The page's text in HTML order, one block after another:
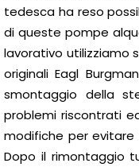
tedesca ha reso
di queste pompe
lavorativo utilizziamo
originali Eagl
smontaggio della
problemi riscontrati
modifiche per evitare
Dopo il rimontaggio